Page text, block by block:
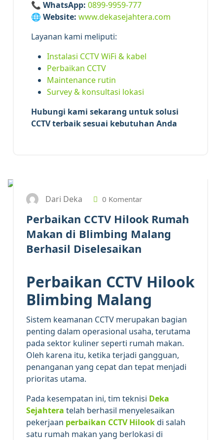
📞 WhatsApp: 0899-9959-777
🌐 Website: www.dekasejahtera.com
Layanan kami meliputi:
Instalasi CCTV WiFi & kabel
Perbaikan CCTV
Maintenance rutin
Survey & konsultasi lokasi
Hubungi kami sekarang untuk solusi
CCTV terbaik sesuai kebutuhan Anda
Dari Deka 0 Komentar
Perbaikan CCTV Hilook Rumah
Makan di Blimbing Malang
Berhasil Diselesaikan
Perbaikan CCTV Hilook
Blimbing Malang
Sistem keamanan CCTV merupakan bagian
penting dalam operasional usaha, terutama
pada sektor kuliner seperti rumah makan.
Oleh karena itu, ketika terjadi gangguan,
penanganan yang cepat dan tepat menjadi
prioritas utama.
Pada kesempatan ini, tim teknisi Deka
Sejahtera telah berhasil menyelesaikan
pekerjaan perbaikan CCTV Hilookdi salah
satu rumah makan yang berlokasi di